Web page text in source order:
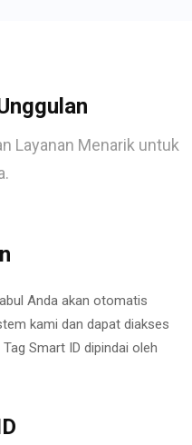
Layanan Menarik untuk
Anda akan otomatis
kami dan dapat diakses
Smart ID dipindai oleh